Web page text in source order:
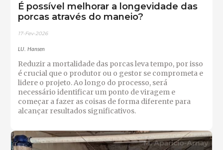
É possível melhorar a longevidade das
porcas através do maneio?
17-Fev-2026
LU. Hansen
Reduzir a mortalidade das porcas leva tempo, por isso
é crucial que o produtor ou o gestor se comprometa e
lidere o projeto. Ao longo do processo, será
necessário identificar um ponto de viragem e
começar a fazer as coisas de forma diferente para
alcançar resultados significativos.